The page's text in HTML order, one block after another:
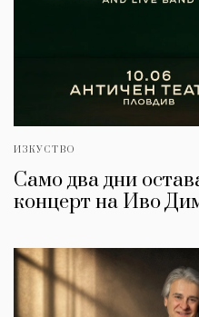
ИЗКУСТВО
Само два дни
концерт на Иво